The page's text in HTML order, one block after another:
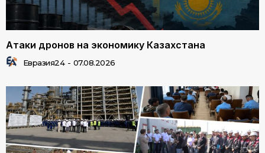
Атаки дронов на экономику Казахстана
Евразия24 - 07.08.2026